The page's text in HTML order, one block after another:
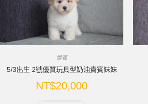
貴賓
5/3出生 2號優質玩具型奶油貴賓妹妹
NT$20,000